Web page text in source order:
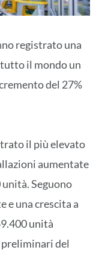
registrato una
il mondo un
del 27%
il più elevato
aumentate
Seguono
e una crescita a
unità
del